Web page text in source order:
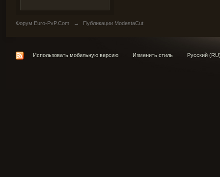
Форум Euro-PvP.Com → Публикации ModestaCut
Использовать мобильную версию Изменить стиль Русский